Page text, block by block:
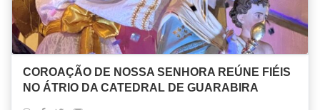
COROAÇÃO DE NOSSA SENHORA REÚNE FIÉIS
NO ÁTRIO DA CATEDRAL DE GUARABIRA